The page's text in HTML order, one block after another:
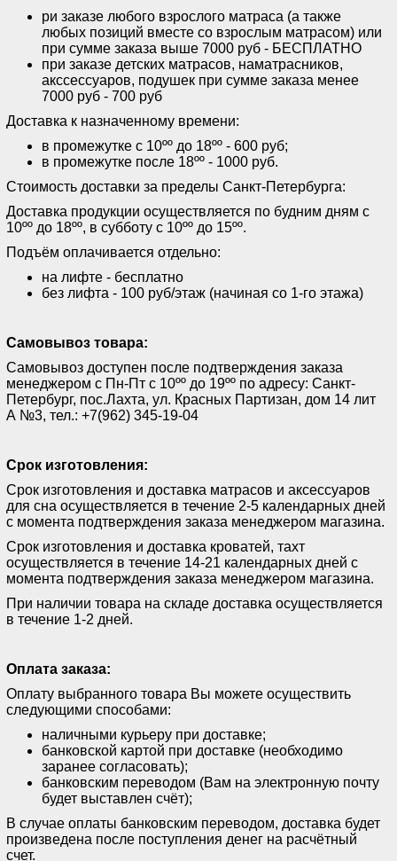
ри заказе любого взрослого матраса (а также
любых позиций вместе со взрослым матрасом) или
при сумме заказа выше 7000 руб - БЕСПЛАТНО
при заказе детских матрасов, наматрасников,
акссессуаров, подушек при сумме заказа менее
7000 руб - 700 руб
Доставка к назначенному времени:
в промежутке с 10ºº до 18ºº - 600 руб;
в промежутке после 18ºº - 1000 руб.
Стоимость доставки за пределы Санкт-Петербурга:
Доставка продукции осуществляется по будним дням с
10ºº до 18ºº, в субботу с 10ºº до 15ºº.
Подъём оплачивается отдельно:
на лифте - бесплатно
без лифта - 100 руб/этаж (начиная со 1-го этажа)
Самовывоз товара:
Самовывоз доступен после подтверждения заказа
менеджером с Пн-Пт с 10ºº до 19ºº по адресу: Санкт-
Петербург, пос.Лахта, ул. Красных Партизан, дом 14 лит
А №3, тел.: +7(962) 345-19-04
Срок изготовления:
Срок изготовления и доставка матрасов и аксессуаров
для сна осуществляется в течение 2-5 календарных дней
с момента подтверждения заказа менеджером магазина.
Срок изготовления и доставка кроватей, тахт
осуществляется в течение 14-21 календарных дней с
момента подтверждения заказа менеджером магазина.
При наличии товара на складе доставка осуществляется
в течение 1-2 дней.
Оплата заказа:
Оплату выбранного товара Вы можете осуществить
следующими способами:
наличными курьеру при доставке;
банковской картой при доставке (необходимо
заранее согласовать);
банковским переводом (Вам на электронную почту
будет выставлен счёт);
В случае оплаты банковским переводом, доставка будет
произведена после поступления денег на расчётный
счет.